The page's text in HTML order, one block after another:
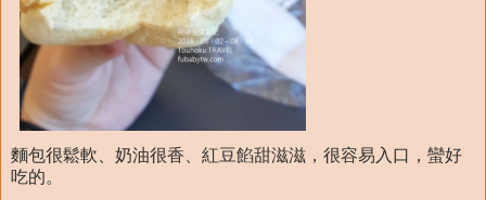
麵包很鬆軟、奶油很香、紅豆餡甜滋滋，很容易入口，蠻好
吃的。